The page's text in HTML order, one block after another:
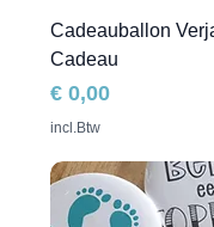
Cadeauballon
Cadeau
Prijs
€ 0,00
incl.Btw